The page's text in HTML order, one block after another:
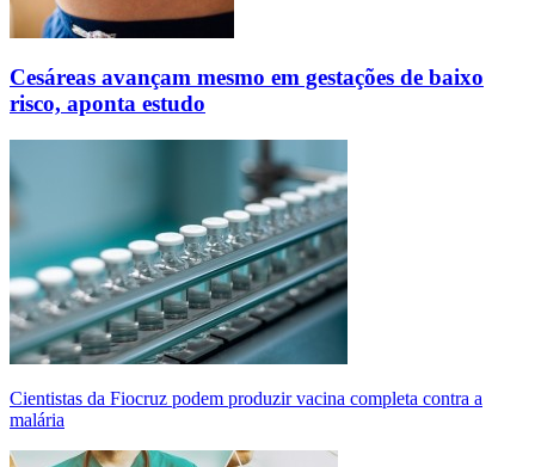
Cesáreas avançam mesmo em gestações de baixo
risco, aponta estudo
Cientistas da Fiocruz podem produzir vacina completa contra a
malária